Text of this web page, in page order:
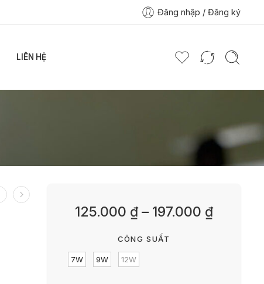
Đăng nhập / Đăng ký
LIÊN HỆ
125.000 ₫ – 197.000 ₫
CÔNG SUẤT
7W 9W 12W